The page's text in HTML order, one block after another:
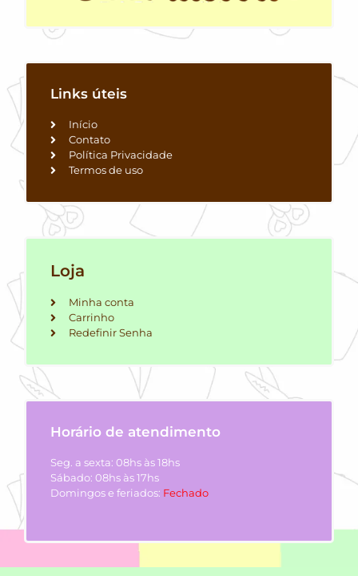
Links úteis
Início
Contato
Política Privacidade
Termos de uso
Loja
Minha conta
Carrinho
Redefinir Senha
Horário de atendimento
Seg. a sexta: 08hs às 18hs
Sábado: 08hs às 17hs
Domingos e feriados: Fechado